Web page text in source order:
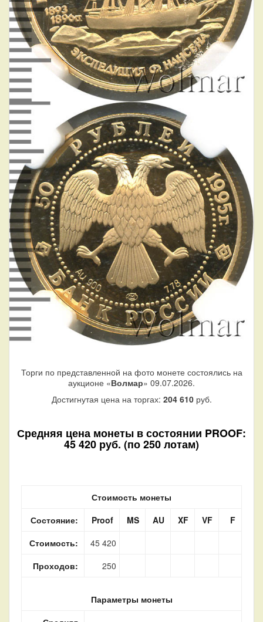
Торги по представленной на фото монете состоялись на
аукционе «Волмар» 09.07.2026.
Достигнутая цена на торгах: 204 610руб.
Средняя цена монеты в состоянии PROOF:
45 420 руб. (по 250 лотам)
Стоимость монеты
Состояние:
Proof MS AU XF VF
F
Стоимость:
45 420
Проходов:
250
Параметры монеты